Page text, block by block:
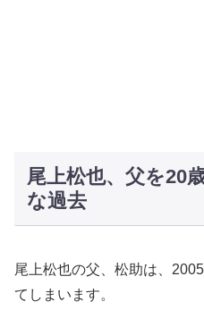
尾上松也、父を20
な過去
尾上松也の父、松助は、
てしまいます。